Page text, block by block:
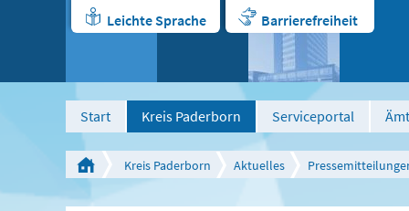
Leichte Sprache Barrierefreiheit
Start Kreis Paderborn Serviceportal
Kreis Paderborn Aktuelles